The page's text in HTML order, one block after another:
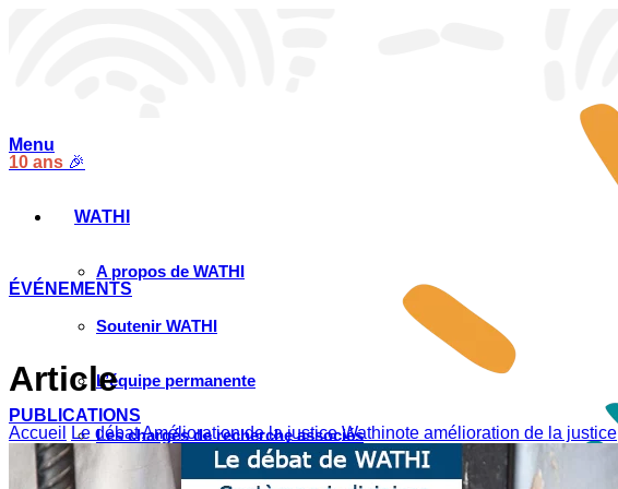
10 ans 🎉
ÉVÉNEMENTS
PUBLICATIONS
Menu
WATHI
A propos de WATHI
Soutenir WATHI
L’équipe permanente
Les chargés de recherche associés
Article
Accueil Le débatAmélioration de la justice Wathinote amélioration de la justice